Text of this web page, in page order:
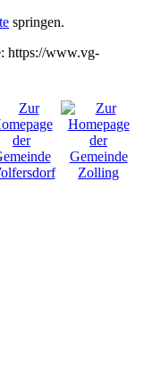
springen.
https://www.vg-